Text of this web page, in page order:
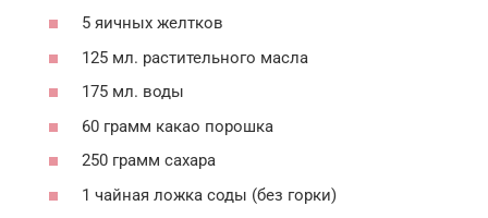
5 яичных желтков
125 мл. растительного масла
175 мл. воды
60 грамм какао порошка
250 грамм сахара
1 чайная ложка соды (без горки)